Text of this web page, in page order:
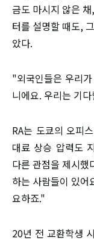
금도 마시지 않은
터를 설명할 때도,
았다.
"외국인들은 우리
니에요. 우리는 기
RA는 도쿄의 오피
대료 상승 압력도
다른 관점을 제시
하는 사람들이 있어
요하죠."
20년 전 교환학생